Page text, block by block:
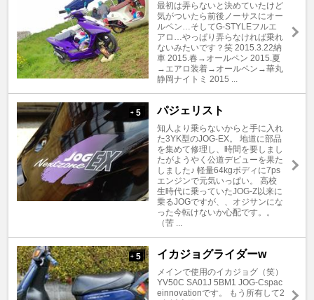
最初は弄らないと決めていたけど
気がついたら前後ノーサスにオー
ルペン…そしてG-STYLEフルエ
アロ…やっぱり弄らなければ乗れ
ないみたいです？笑 2015.3.22納
車 2015.春→オールペン 2015.夏
→エアロ装着→オールペン→華丸
静岡ナイトミ 2015 ...
+ 5 パジェリスト
知人より乗らないからと手に入れ
た3YK型のJOG-EX。 地道に部品
を集めて修理し、時間を要しまし
たがようやく公道デビューを果た
しました♪ 軽量64kgボディに7ps
エンジンで元気いっぱい。 高校
生時代に乗っていたJOG-Z以来に
乗るJOGですが、、オジサンにな
った今転けないか心配です。。
（苦 ...
+ 5 イカジョグライダーw
メインで使用のイカジョグ（笑）
YV50C SA01J 5BM1 JOG-Cspac
einnovationです。 もう所有して2